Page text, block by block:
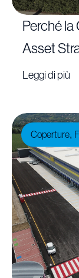
Perché la
Asset
Leggi di più
Coperture,